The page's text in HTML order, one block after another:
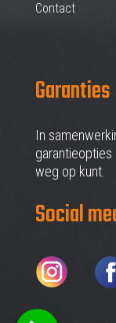
Contact
Garanties
In
garantieopties
weg op kunt.
Social